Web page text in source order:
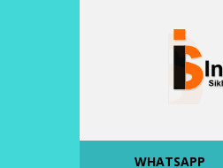
INTERNET
SIKHO
WHATSAPP